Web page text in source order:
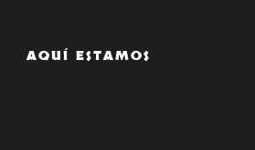
AQUÍ ESTAMOS